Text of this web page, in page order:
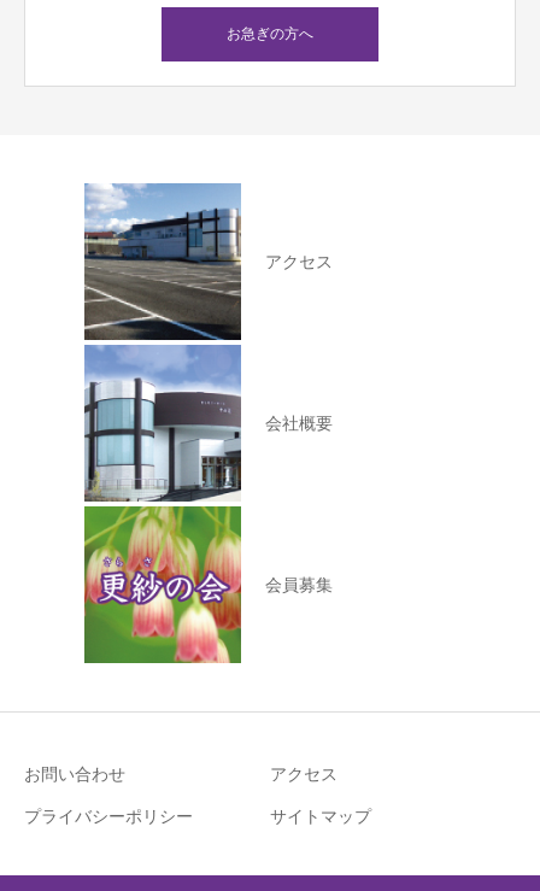
お急ぎの方へ
アクセス
会社概要
会員募集
お問い合わせ アクセス
プライバシーポリシー サイトマップ